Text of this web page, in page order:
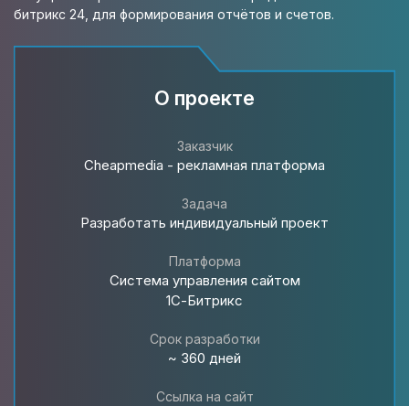
битрикс 24, для формирования отчётов и счетов.
О проекте
Заказчик
Cheapmedia - рекламная платформа
Задача
Разработать индивидуальный проект
Платформа
Система управления сайтом
1С-Битрикс
Срок разработки
~ 360 дней
Ссылка на сайт